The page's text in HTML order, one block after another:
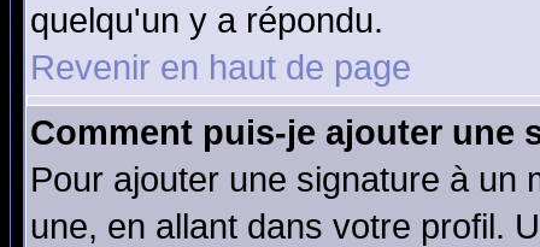
quelqu'un y a répondu.
Revenir en haut de page
Comment puis-je ajouter une
Pour ajouter une signature à un
une, en allant dans votre profil.